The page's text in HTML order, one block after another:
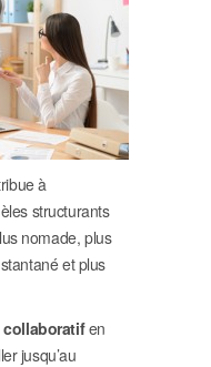
à
structurants
nomade, plus
et plus
collaboratifen
jusqu’au